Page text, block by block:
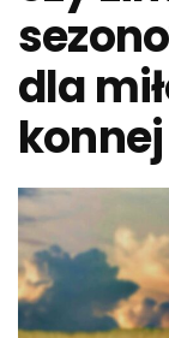
dla
konnej